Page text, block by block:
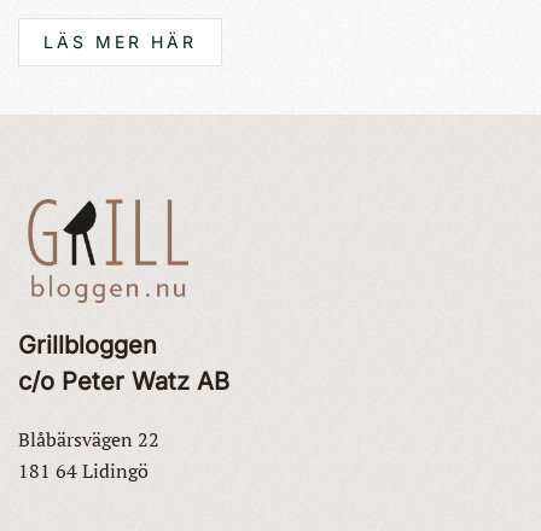
LÄS MER HÄR
Grillbloggen
c/o Peter Watz AB
Blåbärsvägen 22
181 64 Lidingö